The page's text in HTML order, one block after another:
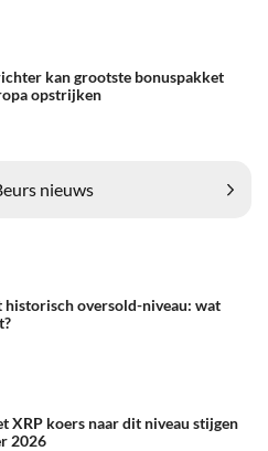
kan grootste bonuspakket
opstrijken
nieuws
historisch oversold-niveau: wat
XRP koers naar dit niveau stijgen
2026